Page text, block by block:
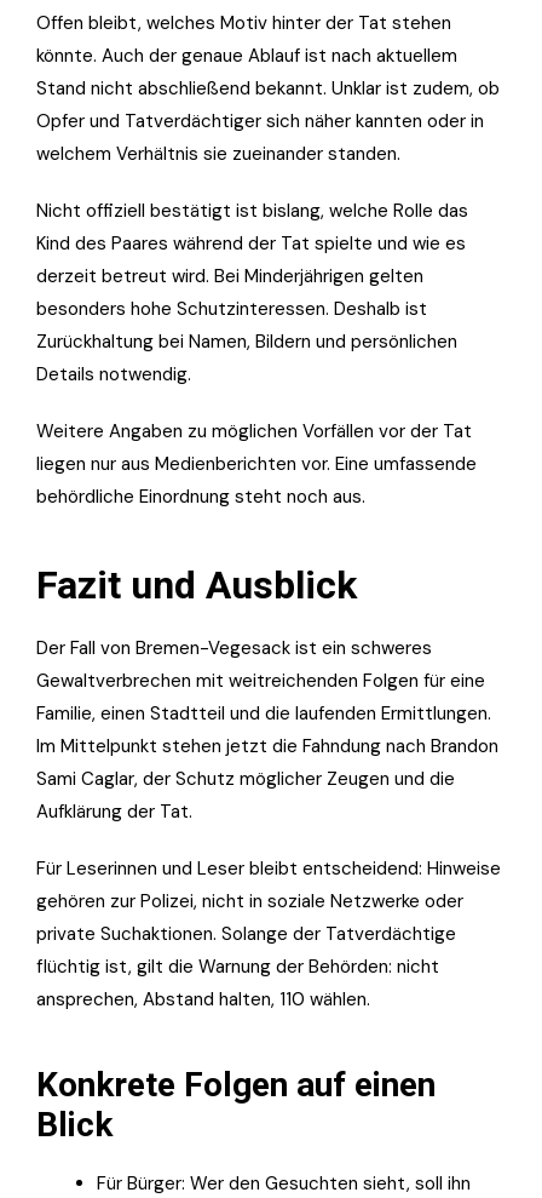
Offen bleibt, welches Motiv hinter der Tat stehen
könnte. Auch der genaue Ablauf ist nach aktuellem
Stand nicht abschließend bekannt. Unklar ist zudem, ob
Opfer und Tatverdächtiger sich näher kannten oder in
welchem Verhältnis sie zueinander standen.
Nicht offiziell bestätigt ist bislang, welche Rolle das
Kind des Paares während der Tat spielte und wie es
derzeit betreut wird. Bei Minderjährigen gelten
besonders hohe Schutzinteressen. Deshalb ist
Zurückhaltung bei Namen, Bildern und persönlichen
Details notwendig.
Weitere Angaben zu möglichen Vorfällen vor der Tat
liegen nur aus Medienberichten vor. Eine umfassende
behördliche Einordnung steht noch aus.
Fazit und Ausblick
Der Fall von Bremen-Vegesack ist ein schweres
Gewaltverbrechen mit weitreichenden Folgen für eine
Familie, einen Stadtteil und die laufenden Ermittlungen.
Im Mittelpunkt stehen jetzt die Fahndung nach Brandon
Sami Caglar, der Schutz möglicher Zeugen und die
Aufklärung der Tat.
Für Leserinnen und Leser bleibt entscheidend: Hinweise
gehören zur Polizei, nicht in soziale Netzwerke oder
private Suchaktionen. Solange der Tatverdächtige
flüchtig ist, gilt die Warnung der Behörden: nicht
ansprechen, Abstand halten, 110 wählen.
Konkrete Folgen auf einen
Blick
Für Bürger: Wer den Gesuchten sieht, soll ihn